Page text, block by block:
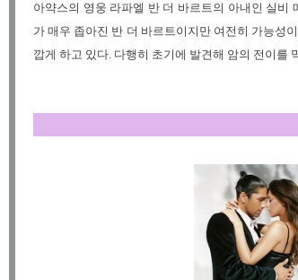
아약스의 영웅 라파엘 반 더 바르트의 아내인 실비
가 매우 좁아진 반 더 바르트이지만 여전히 가능성
깝게 하고 있다. 다행히 초기에 발견해 암의 전이를